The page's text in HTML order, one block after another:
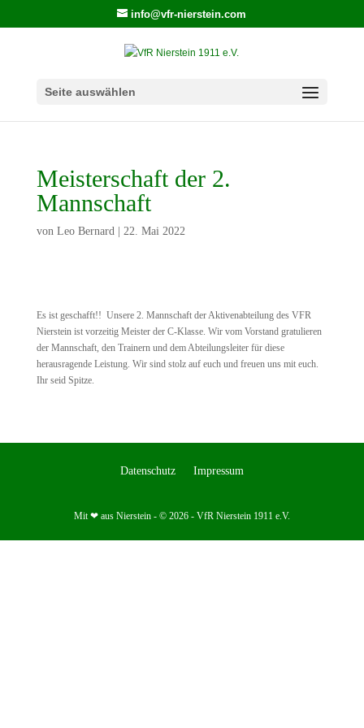
info@vfr-nierstein.com
Seite auswählen
Meisterschaft der 2.
Mannschaft
von Leo Bernard| 22. Mai 2022
Es ist geschafft!! Unsere 2. Mannschaft der Aktivenabteilung des VFR
Nierstein ist vorzeitig Meister der C-Klasse. Wir vom Vorstand gratulieren
der Mannschaft, den Trainern und dem Abteilungsleiter für diese
herausragende Leistung. Wir sind stolz auf euch und freuen uns mit euch.
Ihr seid Spitze.
Datenschutz Impressum
Mit ❤ aus Nierstein - © 2026 - VfR Nierstein 1911 e.V.